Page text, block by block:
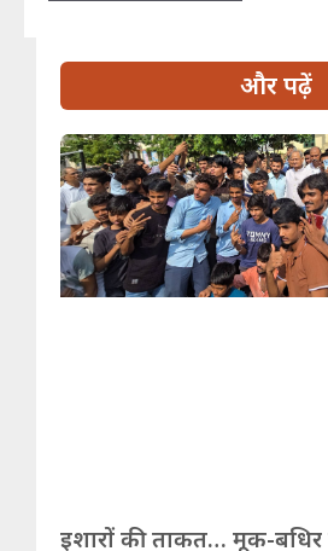
और पढ़ें
इशारों की ताकत… मूक-बधिर